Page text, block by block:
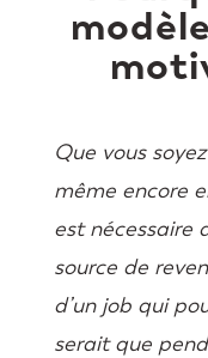
Que vous
même encore
est nécessaire
source de
d’un job qui
serait que